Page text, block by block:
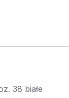
38 białe